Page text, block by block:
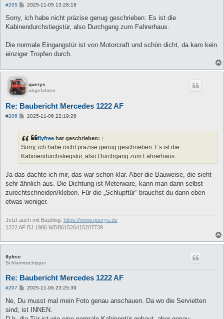
#205
B
i
r
2025-11-05 13:28:18
Sorry, ich habe nicht präzise genug geschrieben: Es ist die
Kabinendurchstiegstür, also Durchgang zum Fahrerhaus.
Die normale Eingangstür ist von Motorcraft und schön dicht, da kam kein
einziger Tropfen durch.
querys
abgefahren
Re: Baubericht Mercedes 1222 AF
#206
B
r
a
2025-11-06 22:19:26
flyfree hat geschrieben: ↑
Sorry, ich habe nicht präzise genug geschrieben: Es ist die
Kabinendurchstiegstür, also Durchgang zum Fahrerhaus.
Ja das dachte ich mir, das war schon klar. Aber die Bauweise, die sieht
sehr ähnlich aus. Die Dichtung ist Meterware, kann man dann selbst
zurechtschneiden/kleben. Für die „Schlupftür“ brauchst du dann eben
etwas weniger.
Jetzt auch mit Baublog: https://www.querys.de
1222 AF BJ 1986 WDB61526415207739
flyfree
Schlammschipper
Re: Baubericht Mercedes 1222 AF
#207
B
i
r
a
2025-11-06 23:25:39
Ne, Du musst mal mein Foto genau anschauen. Da wo die Servietten
sind, ist INNEN.